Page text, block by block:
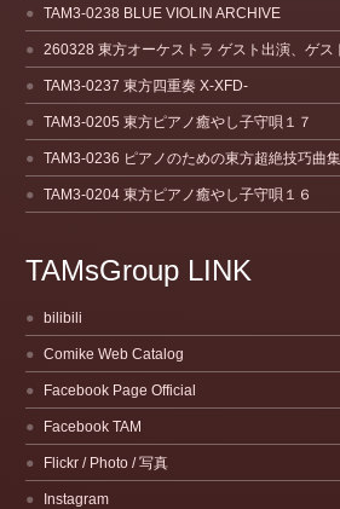
TAM3-0238 BLUE VIOLIN ARCHIVE
260328 東方オーケストラ ゲスト出演、ゲス
TAM3-0237 東方四重奏 X-XFD-
TAM3-0205 東方ピアノ癒やし子守唄１７
TAM3-0236 ピアノのための東方超絶技巧曲
TAM3-0204 東方ピアノ癒やし子守唄１６
TAMsGroup LINK
bilibili
Comike Web Catalog
Facebook Page Official
Facebook TAM
Flickr / Photo / 写真
Instagram